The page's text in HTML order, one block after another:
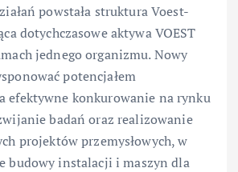
powstała struktura Voest-
dotychczasowe aktywa VOEST
jednego organizmu. Nowy
potencjałem
efektywne konkurowanie na rynku
badań oraz realizowanie
projektów przemysłowych, w
budowy instalacji i maszyn dla